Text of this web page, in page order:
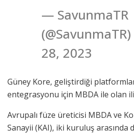
— SavunmaTR
28, 2023
Güney Kore, geliştirdiği
entegrasyonu için MBDA ile olan
Avrupalı füze üreticisi MBDA ve
Sanayii (KAI), iki kuruluş arasında